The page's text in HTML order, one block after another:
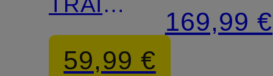
PREMIUM
59,99 €
169,99 €